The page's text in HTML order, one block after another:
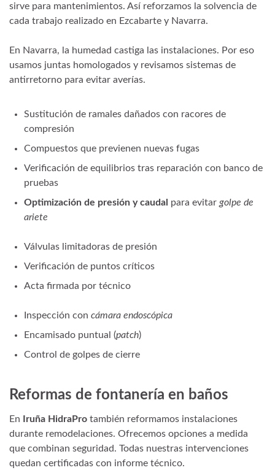
sirve para mantenimientos. Así reforzamos la solvencia de
cada trabajo realizado en Ezcabarte y Navarra.
En Navarra, la humedad castiga las instalaciones. Por eso
usamos juntas homologados y revisamos sistemas de
antirretorno para evitar averías.
Sustitución de ramales dañados con racores de
compresión
Compuestos que previenen nuevas fugas
Verificación de equilibrios tras reparación con banco de
pruebas
Optimización de presión y caudal para evitar golpe de
ariete
Válvulas limitadoras de presión
Verificación de puntos críticos
Acta firmada por técnico
Inspección con cámara endoscópica
Encamisado puntual (patch)
Control de golpes de cierre
Reformas de fontanería en baños
En Iruña HidraPro también reformamos instalaciones
durante remodelaciones. Ofrecemos opciones a medida
que combinan seguridad. Todas nuestras intervenciones
quedan certificadas con informe técnico.